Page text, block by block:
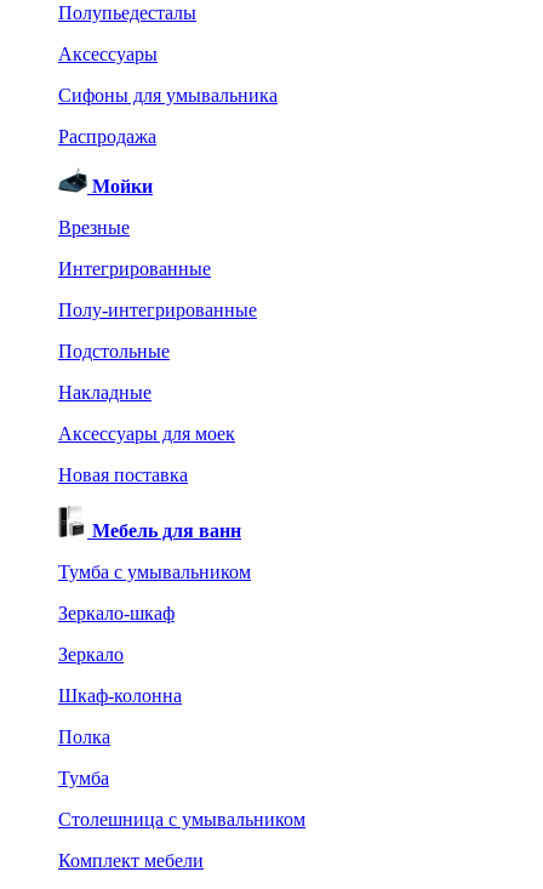
Полупьедесталы
Аксессуары
Сифоны для умывальника
Распродажа
Мойки
Врезные
Интегрированные
Полу-интегрированные
Подстольные
Накладные
Аксессуары для моек
Новая поставка
Мебель для ванн
Тумба с умывальником
Зеркало-шкаф
Зеркало
Шкаф-колонна
Полка
Тумба
Столешница с умывальником
Комплект мебели